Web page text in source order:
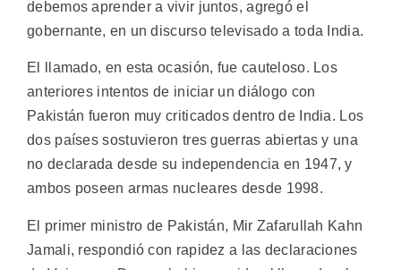
debemos aprender a vivir juntos, agregó el
gobernante, en un discurso televisado a toda India.
El llamado, en esta ocasión, fue cauteloso. Los
anteriores intentos de iniciar un diálogo con
Pakistán fueron muy criticados dentro de India. Los
dos países sostuvieron tres guerras abiertas y una
no declarada desde su independencia en 1947, y
ambos poseen armas nucleares desde 1998.
El primer ministro de Pakistán, Mir Zafarullah Kahn
Jamali, respondió con rapidez a las declaraciones